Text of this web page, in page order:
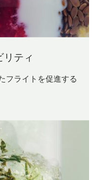
リティ
フライトを促進する